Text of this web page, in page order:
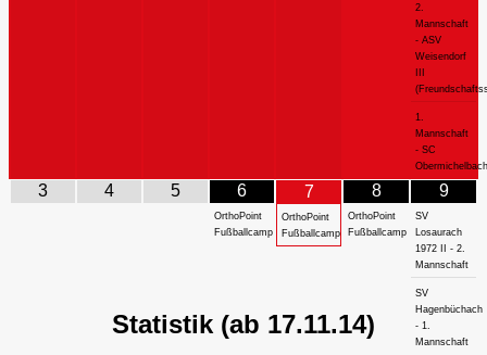
2.
Mannschaft
- ASV
Weisendorf
1.
Mannschaft
- SC
Obermichelbach
3 4 5 6
OrthoPoint
Fußballcamp
7
OrthoPoint
Fußballcamp
8
OrthoPoint
Fußballcamp
9
SV
Losaurach
1972 II - 2.
Mannschaft
SV
Hagenbüchach
- 1.
Mannschaft
Statistik (ab 17.11.14)